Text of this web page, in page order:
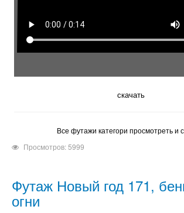
скачать
Все футажи категори просмотреть и
Просмотров: 5999
Футаж Новый год 171,
огни